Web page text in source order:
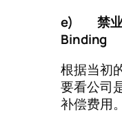
e) 禁
Binding
根据当初
要看公司
补偿费用。